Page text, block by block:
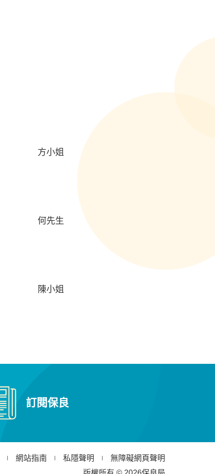
方小姐
何先生
陳小姐
訂閱保良
網站指南 私隱聲明
無障礙網頁聲明